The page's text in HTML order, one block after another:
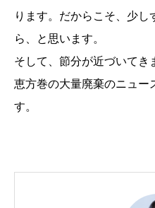
ります。だからこそ、少し
ら、と思います。
そして、節分が近づいてき
恵方巻の大量廃棄のニュー
す。